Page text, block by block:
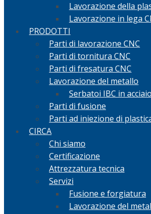
Lavorazione della
Lavorazione in lega
PRODOTTI
Parti di lavorazione CNC
Parti di tornitura CNC
Parti di fresatura CNC
Lavorazione del metallo
Serbatoi IBC in
Parti di fusione
Parti ad iniezione di
CIRCA
Chi siamo
Certificazione
Attrezzatura tecnica
Servizi
Fusione e forgiatura
Lavorazione del